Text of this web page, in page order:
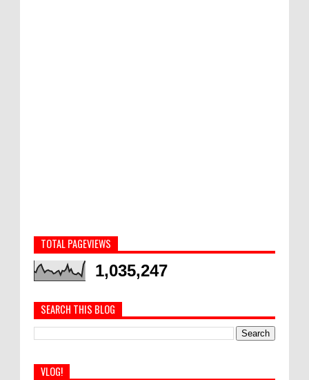
TOTAL PAGEVIEWS
1,035,247
SEARCH THIS BLOG
VLOG!